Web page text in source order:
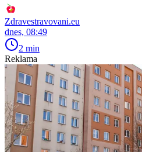
Zdravestravovani.eu
dnes, 08:49
2 min
Reklama